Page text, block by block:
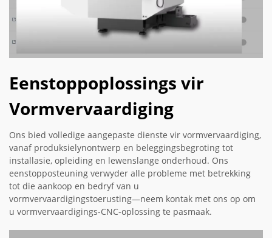
Eenstoppoplossings vir
Vormvervaardiging
Ons bied volledige aangepaste dienste vir vormvervaardiging,
vanaf produksielynontwerp en beleggingsbegroting tot
installasie, opleiding en lewenslange onderhoud. Ons
eenstopposteuning verwyder alle probleme met betrekking
tot die aankoop en bedryf van u
vormvervaardigingstoerusting—neem kontak met ons op om
u vormvervaardigings-CNC-oplossing te pasmaak.